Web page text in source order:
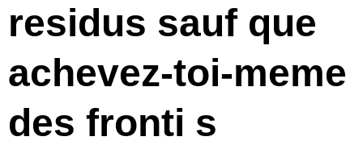
residus sauf que
achevez-toi-meme
des fronti s